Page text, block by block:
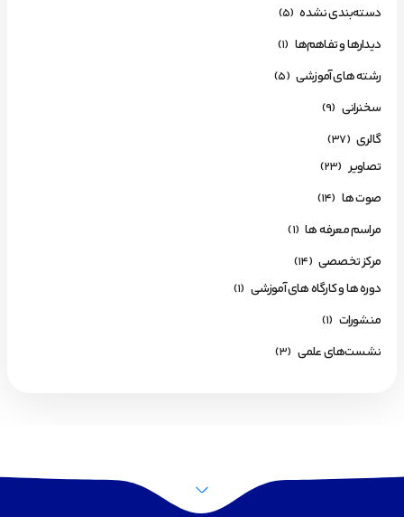
دسته‌بندی نشده (5)
دیدارها و تفاهم‌ها (1)
رشته های آموزشی (5)
سخنرانی (9)
گالری (37)
تصاویر (23)
صوت ها (14)
مراسم معرفه ها (1)
مرکز تخصصی (14)
دوره ها و کارگاه های آموزشی (1)
منشورات (1)
نشست‌های علمی (3)